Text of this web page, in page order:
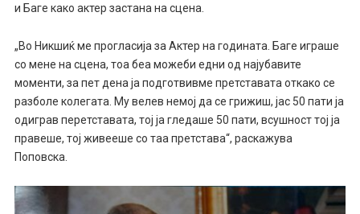
и Баге како актер застана на сцена.
„Во Никшиќ ме прогласија за Актер на годината. Баге играше
со мене на сцена, тоа беа можеби едни од најубавите
моменти, за пет дена ја подготвивме претставата откако се
разболе колегата. Му велев немој да се грижиш, јас 50 пати ја
одиграв перетставата, тој ја гледаше 50 пати, всушност тој ја
правеше, тој живееше со таа претстава“, раскажува
Поповска.